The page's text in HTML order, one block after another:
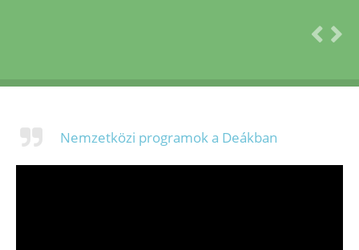
Nemzetközi programok a Deákban